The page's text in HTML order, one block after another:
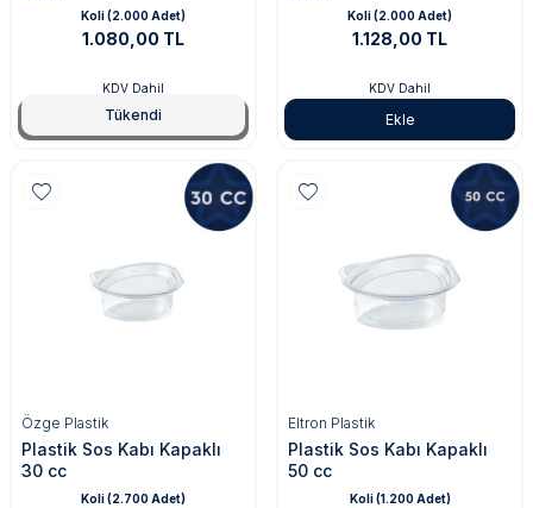
Tükendi
Koli (2.000 Adet)
1.080,00 TL
KDV Dahil
Tükendi
Koli (2.000 Adet)
1.128,00 TL
KDV Dahil
Ekle
Özge Plastik
Plastik Sos Kabı Kapaklı
30 cc
Koli (2.700 Adet)
Eltron Plastik
Plastik Sos Kabı Kapaklı
50 cc
Koli (1.200 Adet)